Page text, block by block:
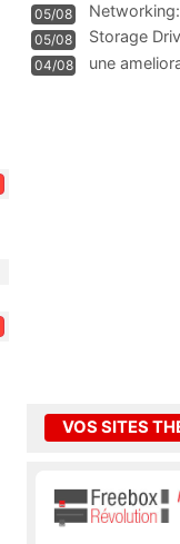
05/08
Information
05/08
Storage
04/08
une
VOS SITES